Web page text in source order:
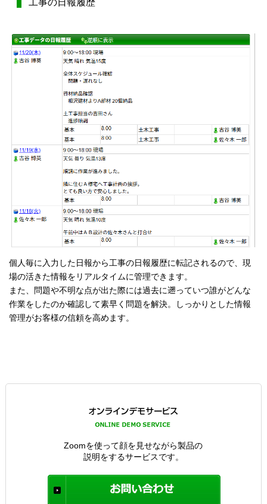
工事の日報履歴
個人毎に入力した日報から工事の日報履歴に転記されるので、現
場の活きた情報をリアルタイムに管理できます。
また、問題や不明な点が出た際には過去に遡っていつ誰がどんな
作業をしたのか確認して素早く問題を解決。しっかりとした情報
管理がお客様の信頼を高めます。
Zoomを使って顔を見せながら製品の
説明をするサービスです。